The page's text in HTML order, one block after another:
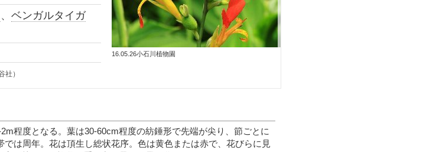
、 ベンガルタイガ
社）
16.05.26小石川植物園
程度となる。葉は30-60cm程度の紡錘形で先端が尖り、節ごとに
は周年。花は頂生し総状花序。色は黄色または赤で、花びらに見